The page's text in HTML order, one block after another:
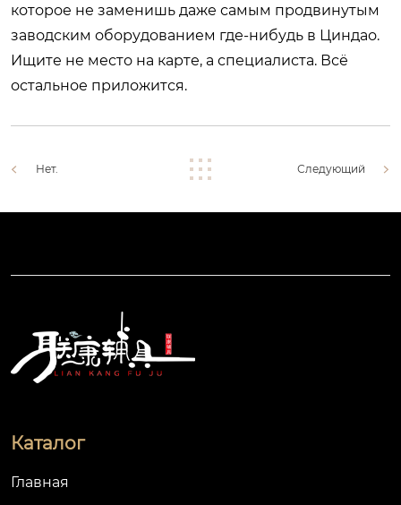
которое не заменишь даже самым продвинутым
заводским оборудованием где-нибудь в Циндао.
Ищите не место на карте, а специалиста. Всё
остальное приложится.
Нет. Следующий
Каталог
Главная